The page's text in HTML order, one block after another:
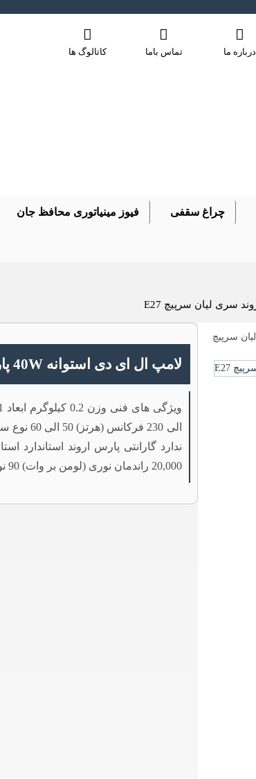
درباره ما تماس باما کاتالوگ ها
چراغ سقفی فیوز مینیاتوری محافظ جان
لامپ ال ای دی استوانه 40W پارس اروند سری لیان سرپیچ E27
20,000 راندمان نوری (لومن بر وات) 90 نوع تراشه SMD2835